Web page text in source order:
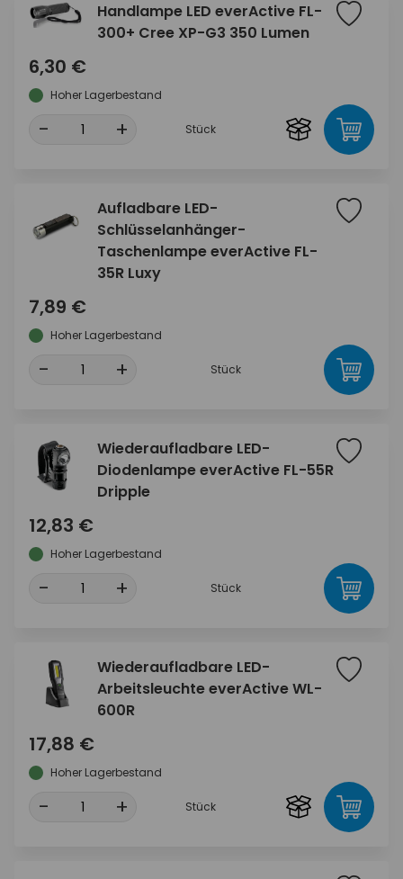
Handlampe LED everActive FL-
300+ Cree XP-G3 350 Lumen
6,30 €
Hoher Lagerbestand
- + Stück
Aufladbare LED-
Schlüsselanhänger-
Taschenlampe everActive FL-
35R Luxy
7,89 €
Hoher Lagerbestand
- + Stück
Wiederaufladbare LED-
Diodenlampe everActive FL-55R
Dripple
12,83 €
Hoher Lagerbestand
- + Stück
Wiederaufladbare LED-
Arbeitsleuchte everActive WL-
600R
17,88 €
Hoher Lagerbestand
- + Stück